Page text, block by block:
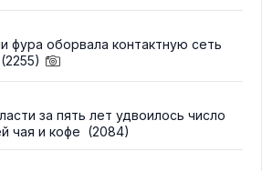
фура оборвала контактную сеть
(2255)
за пять лет удвоилось число
чая и кофе (2084)